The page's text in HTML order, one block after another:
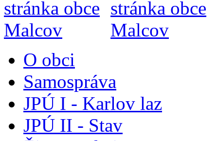
O obci
Samospráva
JPÚ I - Karlov laz
JPÚ II - Stav